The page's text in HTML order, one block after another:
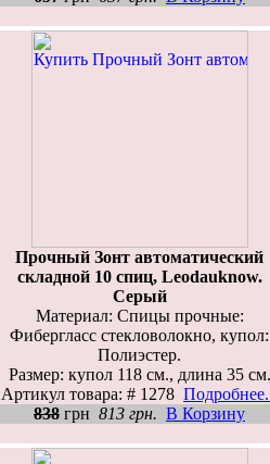
Прочный Зонт автоматический
складной 10 спиц, Leodauknow.
Серый
Материал: Спицы прочные:
Фибергласс стекловолокно, купол:
Полиэстер.
Размер: купол 118 см., длина 35 см.
Артикул товара: # 1278
838 грн 813 грн. В Корзину